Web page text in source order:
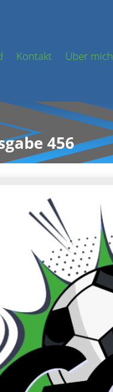
Kontakt Über mich
456